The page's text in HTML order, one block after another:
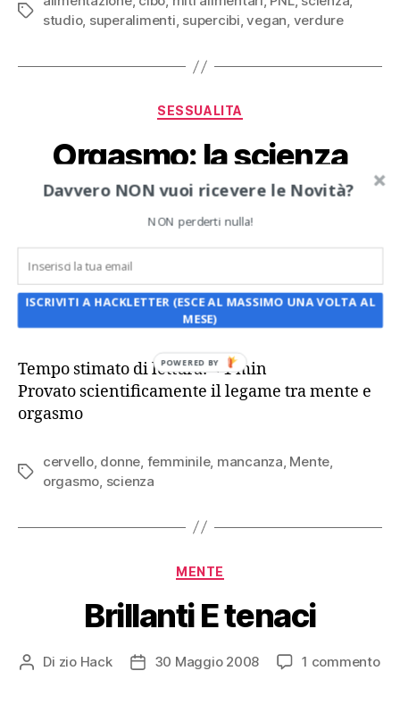
Tag
studio, superalimenti, supercibi,vegan, verdure
Categorie
SESSUALITA
Orgasmo: la scienza
rivela che c’entra la
mente
Autore
articolo
Dizio Hack
dell'articolo
Nessun commentosu
che
mente
Tempo stimato di lettura:< 1min
Provato scientificamente il legame tra mente e
orgasmo
Tag
cervello, donne femminile, mancanza Mente
orgasmo scienza
Categorie
MENTE
Brillanti E tenaci
Autore
Di zio Hack
Data30 Maggio 2008 1 commentosu
Davvero NON vuoi ricevere le Novità?
NON perderti nulla!
ISCRIVITI A HACKLETTER (ESCE AL MASSIMO UNA VOLTA AL
MESE)
POWERED BY